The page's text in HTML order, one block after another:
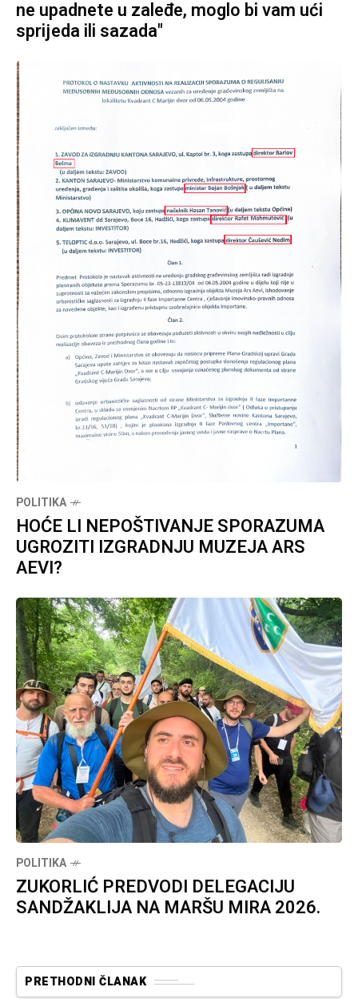
ne upadnete u zaleđe, moglo bi vam ući
sprijeda ili sazada"
POLITIKA
HOĆE LI NEPOŠTIVANJE SPORAZUMA
UGROZITI IZGRADNJU MUZEJA ARS
AEVI?
POLITIKA
ZUKORLIĆ PREDVODI DELEGACIJU
SANDŽAKLIJA NA MARŠU MIRA 2026.
PRETHODNI ČLANAK